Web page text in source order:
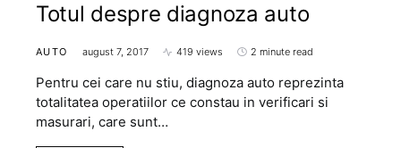
Totul despre diagnoza auto
AUTO august 7, 2017 419 views 2 minute read
Pentru cei care nu stiu, diagnoza auto reprezinta
totalitatea operatiilor ce constau in verificari si
masurari, care sunt…